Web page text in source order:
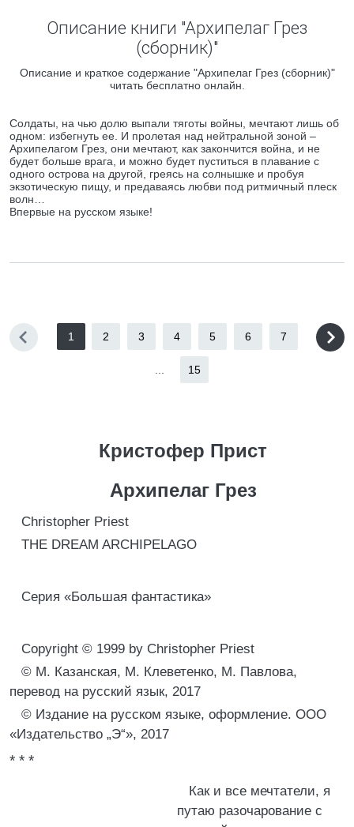
Описание книги "Архипелаг Грез
(сборник)"
Описание и краткое содержание "Архипелаг Грез (сборник)"
читать бесплатно онлайн.
Солдаты, на чью долю выпали тяготы войны, мечтают лишь об
одном: избегнуть ее. И пролетая над нейтральной зоной –
Архипелагом Грез, они мечтают, как закончится война, и не
будет больше врага, и можно будет пуститься в плавание с
одного острова на другой, греясь на солнышке и пробуя
экзотическую пищу, и предаваясь любви под ритмичный плеск
волн…
Впервые на русском языке!
1 2 3 4 5 6 7
15
Кристофер Прист
Архипелаг Грез
Christopher Priest
THE DREAM ARCHIPELAGO
Серия «Большая фантастика»
Copyright © 1999 by Christopher Priest
© М. Казанская, М. Клеветенко, М. Павлова,
перевод на русский язык, 2017
© Издание на русском языке, оформление. ООО
«Издательство „Э“», 2017
* * *
Как и все мечтатели, я
путаю разочарование с